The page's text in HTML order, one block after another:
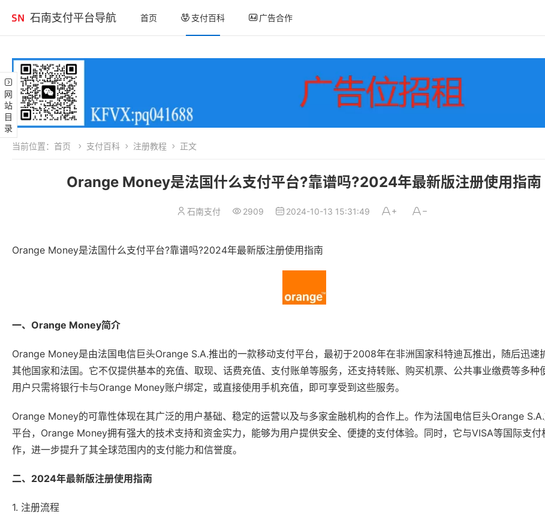
石南支付平台导航 首页 支付百科 广告合作
网站目录
当前位置： 首页 支付百科 注册教程 正文
Orange Money是法国什么支付平台?靠谱吗?2024年最新版注册使用指南
石南支付 2909 2024-10-13 15:31:49
Orange Money是法国什么支付平台?靠谱吗?2024年最新版注册使用指南
一、Orange Money简介
Orange Money是由法国电信巨头Orange S.A.推出的一款移动支付平台，最初于2008年在非洲国家科特迪瓦推出，随后迅速
其他国家和法国。它不仅提供基本的充值、取现、话费充值、支付账单等服务，还支持转账、购买机票、公共事业缴费等多种
用户只需将银行卡与Orange Money账户绑定，或直接使用手机充值，即可享受到这些服务。
Orange Money的可靠性体现在其广泛的用户基础、稳定的运营以及与多家金融机构的合作上。作为法国电信巨头Orange
平台，Orange Money拥有强大的技术支持和资金实力，能够为用户提供安全、便捷的支付体验。同时，它与VISA等国际支付
作，进一步提升了其全球范围内的支付能力和信誉度。
二、2024年最新版注册使用指南
1. 注册流程